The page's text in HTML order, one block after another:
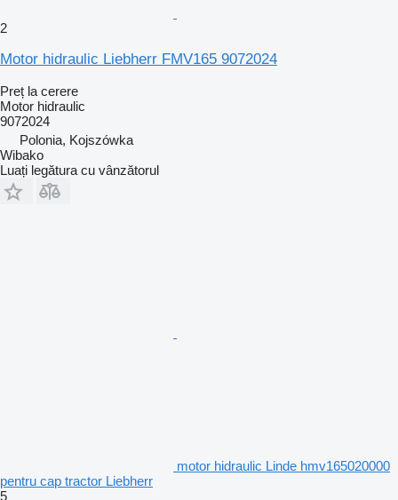
2
Motor hidraulic Liebherr FMV165 9072024
Preț la cerere
Motor hidraulic
9072024
Polonia, Kojszówka
Wibako
Luați legătura cu vânzătorul
motor hidraulic Linde hmv165020000
pentru cap tractor Liebherr
5